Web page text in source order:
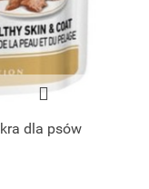
dla psów